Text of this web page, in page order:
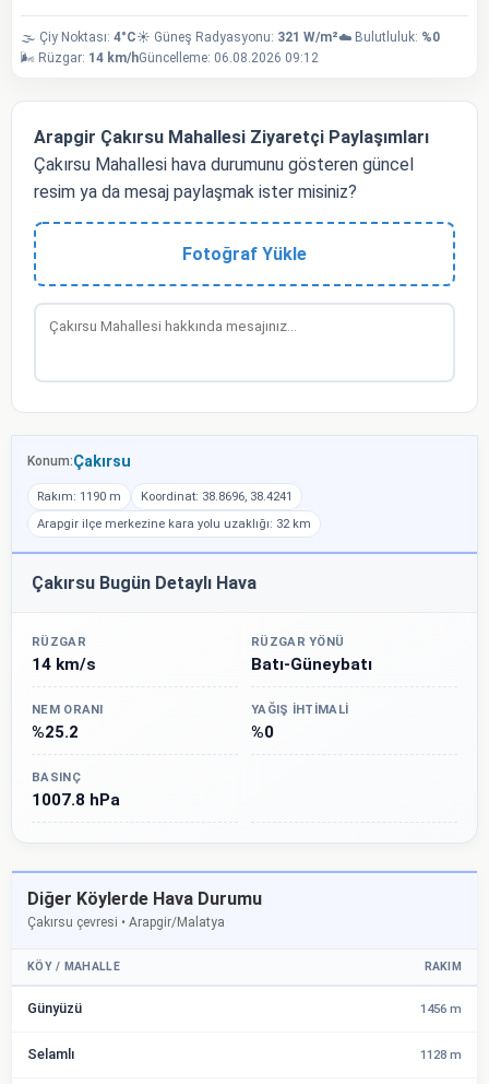
🌫️ Çiy Noktası: 4°C☀️ Güneş Radyasyonu: 321 W/m²☁️ Bulutluluk: %0
🌬️ Rüzgar: 14 km/hGüncelleme: 06.08.2026 09:12
Arapgir Çakırsu Mahallesi Ziyaretçi Paylaşımları
Çakırsu Mahallesi hava durumunu gösteren güncel
resim ya da mesaj paylaşmak ister misiniz?
Fotoğraf Yükle
Konum:Çakırsu
Rakım: 1190 m
Koordinat: 38.8696, 38.4241
Arapgir ilçe merkezine kara yolu uzaklığı: 32 km
Çakırsu Bugün Detaylı Hava
RÜZGAR
14 km/s
RÜZGAR YÖNÜ
Batı-Güneybatı
NEM ORANI
%25.2
YAĞIŞ İHTIMALI
%0
BASINÇ
1007.8 hPa
Diğer Köylerde Hava Durumu
Çakırsu çevresi • Arapgir/Malatya
KÖY / MAHALLE RAKIM
Günyüzü 1456 m
Selamlı 1128 m